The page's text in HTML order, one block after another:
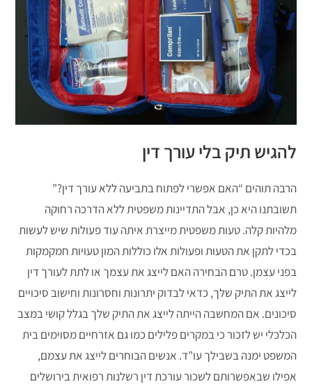
להגיש תיק בלי עורך דין
הרבה תוהים “האם אפשרי לפתוח בתביעה ללא עורך דין?”
תשובתנו היא כן, אבל התדיינות משפטית ללא הדרכה רחוקה
מלהיות קלה. טעות משפטית מייצרת איתה עוד פעולות שיש לעשות
בכדי לתקן את הטעות ופעולות אלו כוללות המון טעויות חמקמקות
בפני עצמן. טרם הבחירה האם לייצג את עצמך או לתת לעורך דין
לייצג את התיק שלך, כדאי לבדוק יתרונות וחסרונות וחישוב סיכויים
סיכונים. אם המחשבה הייתה לייצג את התיק שלך בגלל קושי במצב
הכלכלי יש לזכור כי במקרים פלילים כמו גם אזרחיים מסוימים בית
המשפט ימנה בשבילך עו”ד. אנשים הבוחרים לייצג את עצמם,
אפילו שבאפשרותם לשכור עורכת דין רשלנות רפואית בירושלים